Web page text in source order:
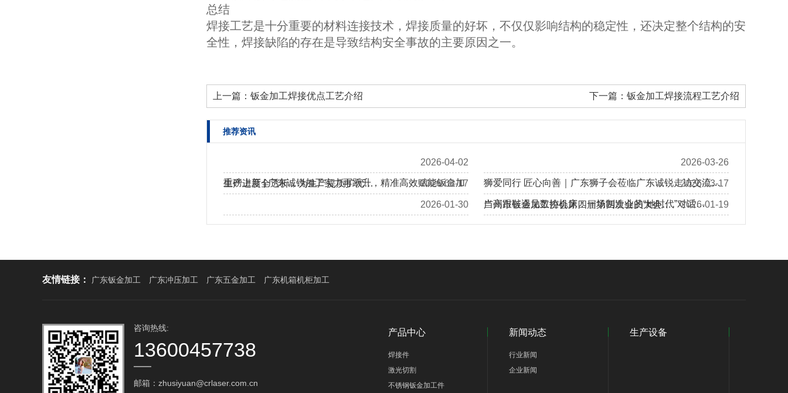
总结
焊接工艺是十分重要的材料连接技术，焊接质量的好坏，不仅仅影响结构的稳定性，还决定整个结构的安
全性，焊接缺陷的存在是导致结构安全事故的主要原因之一。
上一篇： 钣金加工焊接优点工艺介绍 下一篇： 钣金加工焊接流程工艺介绍
推荐资讯
2026-04-02
重磅上新 | 广东诚锐加工实力再跃升，精准高效赋能钣金加
2026-03-26
狮爱同行 匠心向善｜广东狮子会莅临广东诚锐走访交流…
2026-03-17
生产进度全透析，为生产提质扩优… 2026-03-17
当高跟鞋遇见数控机床：一场制造业的“她时代”对话…
2026-01-30
热烈欢迎加拿大客户Eric、Alan莅临我司工厂回访考察…
2026-01-19
广州市钣金加工协会第四届第四次会员大会…
友情链接： 广东钣金加工 广东冲压加工 广东五金加工 广东机箱机柜加工
咨询热线:
13600457738
邮箱：zhusiyuan@crlaser.com.cn‬
产品中心
焊接件
激光切割
不锈钢钣金加工件
新闻动态
行业新闻
企业新闻
生产设备